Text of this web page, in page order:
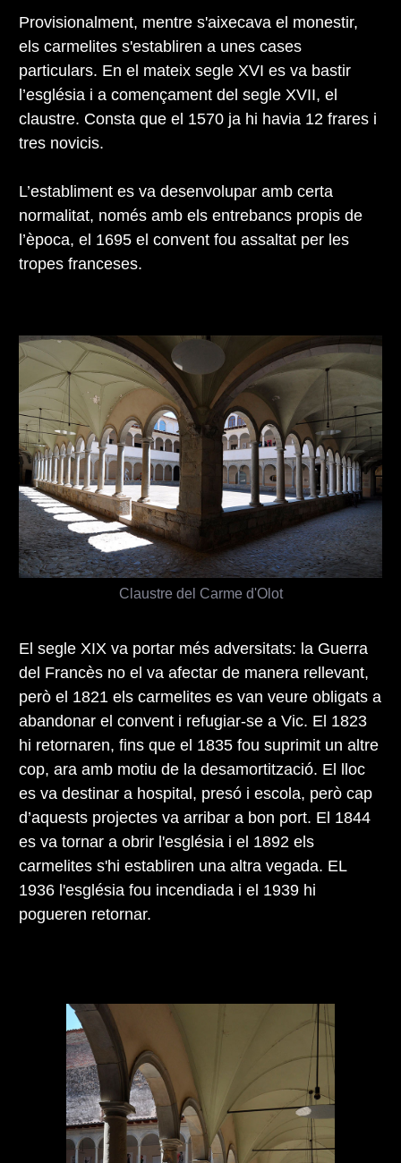
Provisionalment, mentre s'aixecava el monestir,
els carmelites s'establiren a unes cases
particulars. En el mateix segle XVI es va bastir
l’església i a començament del segle XVII, el
claustre. Consta que el 1570 ja hi havia 12 frares i
tres novicis.
L’establiment es va desenvolupar amb certa
normalitat, només amb els entrebancs propis de
l’època, el 1695 el convent fou assaltat per les
tropes franceses.
El segle XIX va portar més adversitats: la Guerra
del Francès no el va afectar de manera rellevant,
però el 1821 els carmelites es van veure obligats a
abandonar el convent i refugiar-se a Vic. El 1823
hi retornaren, fins que el 1835 fou suprimit un altre
cop, ara amb motiu de la desamortització. El lloc
es va destinar a hospital, presó i escola, però cap
d’aquests projectes va arribar a bon port. El 1844
es va tornar a obrir l'església i el 1892 els
carmelites s'hi establiren una altra vegada. EL
1936 l'església fou incendiada i el 1939 hi
pogueren retornar.
Claustre del Carme d'Olot